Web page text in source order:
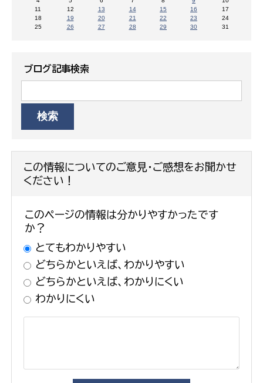
11
12 13 14 15 16
17
18
19 20 21 22 23
24
25
26 27 28 29 30 31
ブログ記事検索
この情報についてのご意見・ご感想をお聞かせ
ください！
このページの情報は分かりやすかったです
か？
とてもわかりやすい
どちらかといえば、わかりやすい
どちらかといえば、わかりにくい
わかりにくい